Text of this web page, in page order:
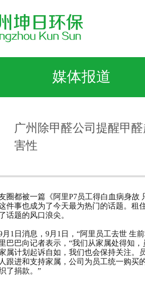
媒体报道
广州除甲醛公司提醒甲
害性
圈都被一篇《阿里P7员工得白血病身故
件事也成为了今天最为热门的话题。租
话题的风口浪尖。
1日消息，9月1日，“阿里员工去世 生
巴巴向记者表示，“我们从家属处得知
属计划起诉自如，我们也会保持关注。
跟进和支持家属，公司为员工统一购买
了捐款。”